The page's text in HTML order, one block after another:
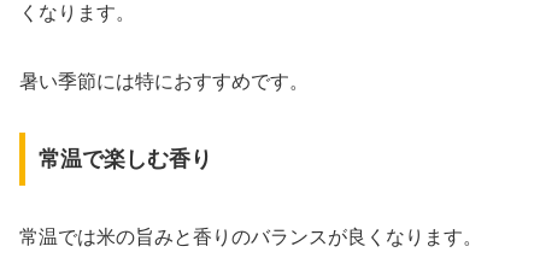
くなります。
暑い季節には特におすすめです。
常温で楽しむ香り
常温では米の旨みと香りのバランスが良くなります。